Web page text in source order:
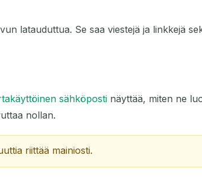
latauduttua. Se saa viestejä ja linkkejä
sähköposti näyttää, miten ne
nollan.
riittää mainiosti.